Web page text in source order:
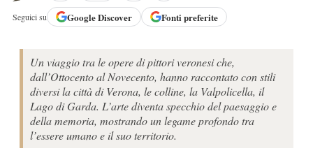
Seguici su GoogleDiscover Fonti preferite
Un viaggio tra le opere di pittori veronesi che,
dall’Ottocento al Novecento, hanno raccontato con stili
diversi la città di Verona, le colline, la Valpolicella, il
Lago di Garda. L’arte diventa specchio del paesaggio e
della memoria, mostrando un legame profondo tra
l’essere umano e il suo territorio.